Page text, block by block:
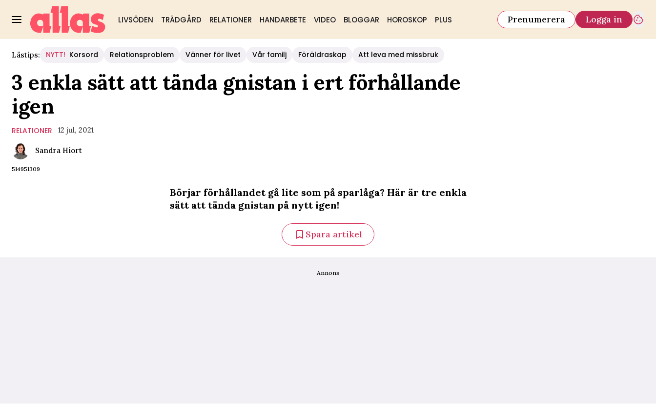
LIVSÖDEN TRÄDGÅRD RELATIONER HANDARBETE VIDEO BLOGGAR HOROSKOP PLUS Prenumerera Logga in
Lästips: NYTT! Korsord Relationsproblem Vänner för livet Vår familj Föräldraskap Att leva med missbruk
3 enkla sätt att tända gnistan i ert förhållande
igen
RELATIONER 12 jul, 2021
Sandra Hiort
514951309
Börjar förhållandet gå lite som på sparlåga? Här är tre enkla
sätt att tända gnistan på nytt igen!
Spara artikel
Annons